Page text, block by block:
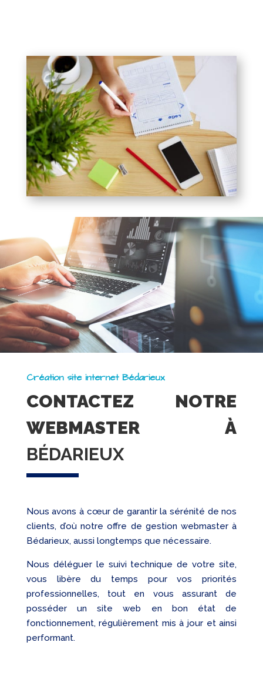
Création site internet Bédarieux
CONTACTEZ NOTRE
WEBMASTER À
BÉDARIEUX
Nous avons à cœur de garantir la sérénité de nos
clients, d’où notre offre de gestion webmaster à
Bédarieux, aussi longtemps que nécessaire.
Nous déléguer le suivi technique de votre site,
vous libère du temps pour vos priorités
professionnelles, tout en vous assurant de
posséder un site web en bon état de
fonctionnement, régulièrement mis à jour et ainsi
performant.